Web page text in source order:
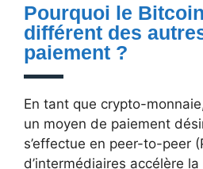
Pourquoi le
différent des
paiement ?
En tant que crypto-
un moyen de paiement
s’effectue en peer-to-peer
d’intermédiaires accélère